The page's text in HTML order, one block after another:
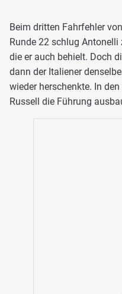
Beim dritten Fahrfehler
Runde 22 schlug
die er auch behielt. Doch
dann der Italiener
wieder herschenkte. In
Russell die Führung